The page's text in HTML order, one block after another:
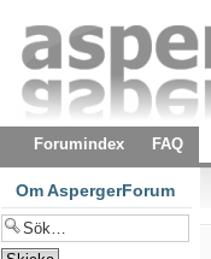
Forumindex FAQ
Om AspergerForum